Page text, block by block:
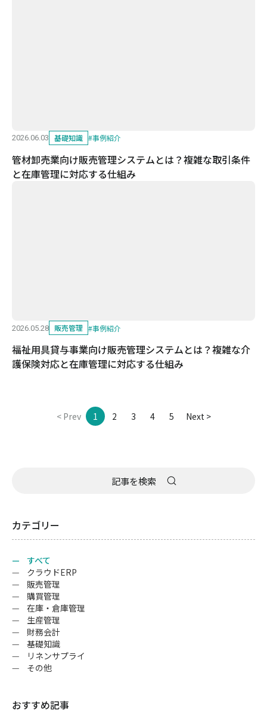
2026.06.03 基礎知識 #事例紹介
管材卸売業向け販売管理システムとは？複雑な取引条件
と在庫管理に対応する仕組み
2026.05.28 販売管理 #事例紹介
福祉用具貸与事業向け販売管理システムとは？複雑な介
護保険対応と在庫管理に対応する仕組み
< Prev 1 2 3 4 5 Next >
カテゴリー
すべて
クラウドERP
販売管理
購買管理
在庫・倉庫管理
生産管理
財務会計
基礎知識
リネンサプライ
その他
おすすめ記事